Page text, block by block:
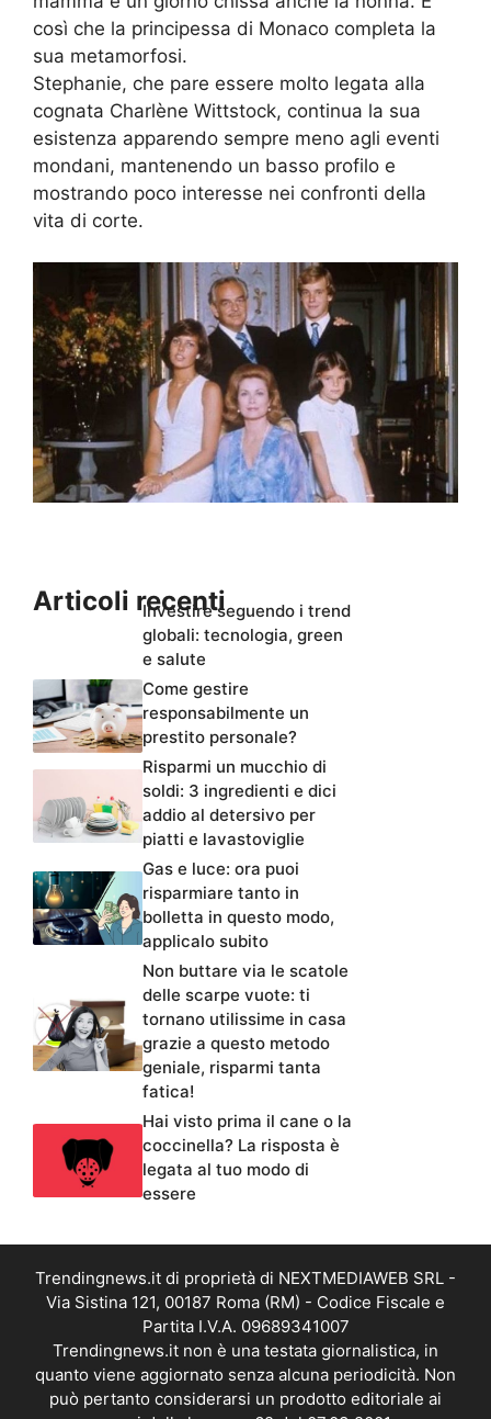
così che la principessa di Monaco completa la
sua metamorfosi.
Stephanie, che pare essere molto legata alla
cognata Charlène Wittstock, continua la sua
esistenza apparendo sempre meno agli eventi
mondani, mantenendo un basso profilo e
mostrando poco interesse nei confronti della
vita di corte.
Articoli recentiInvestire seguendo i trend
globali: tecnologia, green
e salute
Come gestire
responsabilmente un
prestito personale?
Risparmi un mucchio di
soldi: 3 ingredienti e dici
addio al detersivo per
piatti e lavastoviglie
Gas e luce: ora puoi
risparmiare tanto in
bolletta in questo modo,
applicalo subito
Non buttare via le scatole
delle scarpe vuote: ti
tornano utilissime in casa
grazie a questo metodo
geniale, risparmi tanta
fatica!
Hai visto prima il cane o la
coccinella? La risposta è
legata al tuo modo di
essere
Trendingnews.it di proprietà di NEXTMEDIAWEB SRL -
Via Sistina 121, 00187 Roma (RM) - Codice Fiscale e
Partita I.V.A. 09689341007
Trendingnews.it non è una testata giornalistica, in
quanto viene aggiornato senza alcuna periodicità. Non
può pertanto considerarsi un prodotto editoriale ai